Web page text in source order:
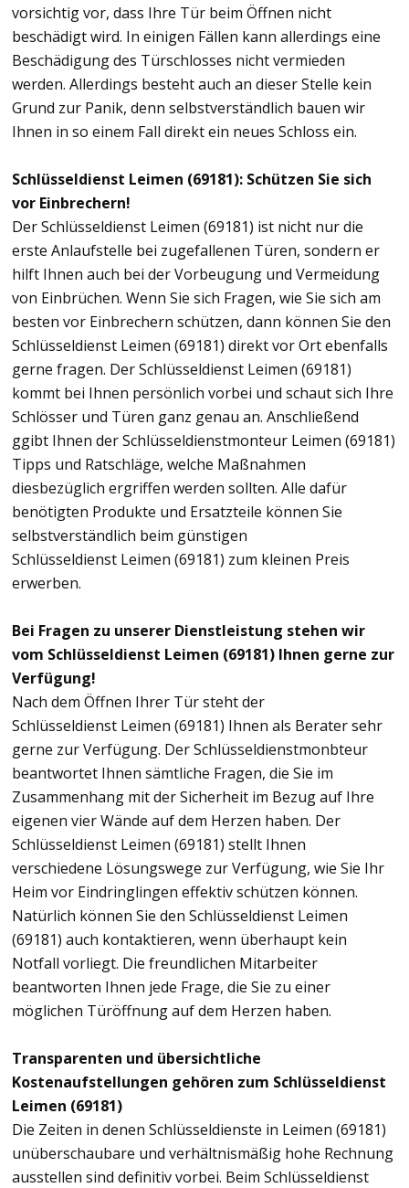
vorsichtig vor, dass Ihre Tür beim Öffnen nicht
beschädigt wird. In einigen Fällen kann allerdings eine
Beschädigung des Türschlosses nicht vermieden
werden. Allerdings besteht auch an dieser Stelle kein
Grund zur Panik, denn selbstverständlich bauen wir
Ihnen in so einem Fall direkt ein neues Schloss ein.
Schlüsseldienst Leimen (69181): Schützen Sie sich
vor Einbrechern!
Der Schlüsseldienst Leimen (69181) ist nicht nur die
erste Anlaufstelle bei zugefallenen Türen, sondern er
hilft Ihnen auch bei der Vorbeugung und Vermeidung
von Einbrüchen. Wenn Sie sich Fragen, wie Sie sich am
besten vor Einbrechern schützen, dann können Sie den
Schlüsseldienst Leimen (69181) direkt vor Ort ebenfalls
gerne fragen. Der Schlüsseldienst Leimen (69181)
kommt bei Ihnen persönlich vorbei und schaut sich Ihre
Schlösser und Türen ganz genau an. Anschließend
ggibt Ihnen der Schlüsseldienstmonteur Leimen (69181)
Tipps und Ratschläge, welche Maßnahmen
diesbezüglich ergriffen werden sollten. Alle dafür
benötigten Produkte und Ersatzteile können Sie
selbstverständlich beim günstigen
Schlüsseldienst Leimen (69181) zum kleinen Preis
erwerben.
Bei Fragen zu unserer Dienstleistung stehen wir
vom Schlüsseldienst Leimen (69181) Ihnen gerne zur
Verfügung!
Nach dem Öffnen Ihrer Tür steht der
Schlüsseldienst Leimen (69181) Ihnen als Berater sehr
gerne zur Verfügung. Der Schlüsseldienstmonbteur
beantwortet Ihnen sämtliche Fragen, die Sie im
Zusammenhang mit der Sicherheit im Bezug auf Ihre
eigenen vier Wände auf dem Herzen haben. Der
Schlüsseldienst Leimen (69181) stellt Ihnen
verschiedene Lösungswege zur Verfügung, wie Sie Ihr
Heim vor Eindringlingen effektiv schützen können.
Natürlich können Sie den Schlüsseldienst Leimen
(69181) auch kontaktieren, wenn überhaupt kein
Notfall vorliegt. Die freundlichen Mitarbeiter
beantworten Ihnen jede Frage, die Sie zu einer
möglichen Türöffnung auf dem Herzen haben.
Transparenten und übersichtliche
Kostenaufstellungen gehören zum Schlüsseldienst
Leimen (69181)
Die Zeiten in denen Schlüsseldienste in Leimen (69181)
unüberschaubare und verhältnismäßig hohe Rechnung
ausstellen sind definitiv vorbei. Beim Schlüsseldienst